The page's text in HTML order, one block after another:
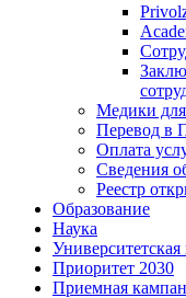
Медики
Перевод
Оплата
Сведения
Реестр
Образование
Наука
Приоритет 2030
Приемная